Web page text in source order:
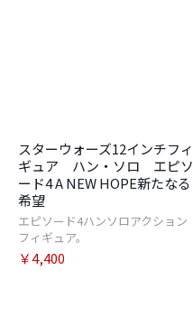
スターウォーズ12インチフィ
ギュア ハン・ソロ エピソ
ード4 A NEW HOPE新たなる
希望
エピソード4ハンソロアクション
フィギュア。
￥4,400